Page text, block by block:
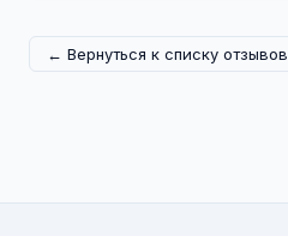
← Вернуться к списку отзывов